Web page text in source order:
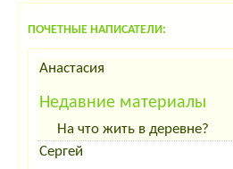
ПОЧЕТНЫЕ НАПИСАТЕЛИ:
Анастасия
Недавние материалы
На что жить в деревне?
Сергей